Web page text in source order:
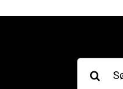
Søk
etter: